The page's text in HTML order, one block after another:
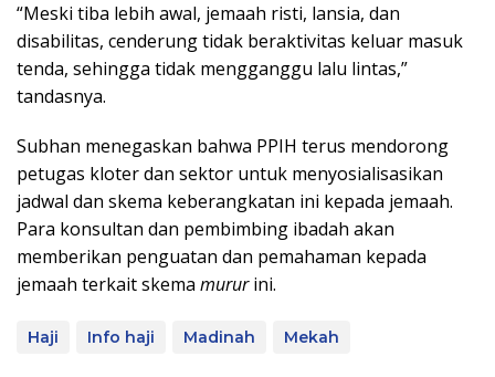
“Meski tiba lebih awal, jemaah risti, lansia, dan
disabilitas, cenderung tidak beraktivitas keluar masuk
tenda, sehingga tidak mengganggu lalu lintas,”
tandasnya.
Subhan menegaskan bahwa PPIH terus mendorong
petugas kloter dan sektor untuk menyosialisasikan
jadwal dan skema keberangkatan ini kepada jemaah.
Para konsultan dan pembimbing ibadah akan
memberikan penguatan dan pemahaman kepada
jemaah terkait skema mururini.
Haji Info haji Madinah Mekah